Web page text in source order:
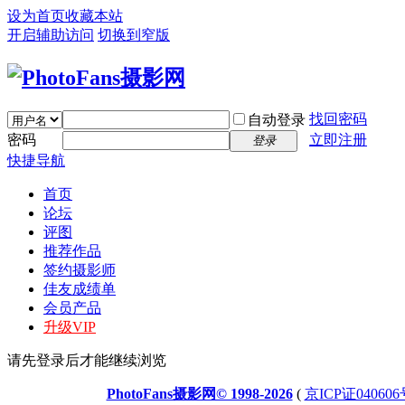
设为首页收藏本站
开启辅助访问 切换到窄版
自动登录 找回密码
密码
登录
立即注册
快捷导航
首页
论坛
评图
推荐作品
签约摄影师
佳友成绩单
会员产品
升级VIP
请先登录后才能继续浏览
PhotoFans摄影网© 1998-2026( 京ICP证040606